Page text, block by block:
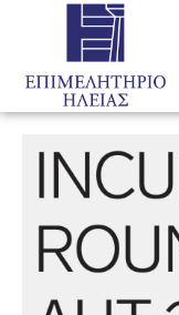
Αρχική
Υπηρεσίες
Ενημέρωση
Σύλλογοι
Σωματεία